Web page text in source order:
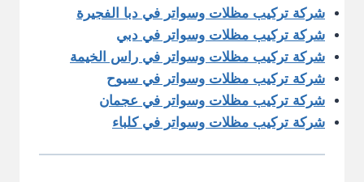
شركة تركيب مظلات وسواتر في دبا الفجيرة
شركة تركيب مظلات وسواتر في دبي
شركة تركيب مظلات وسواتر في راس الخيمة
شركة تركيب مظلات وسواتر في سيوح
شركة تركيب مظلات وسواتر في عجمان
شركة تركيب مظلات وسواتر في كلباء